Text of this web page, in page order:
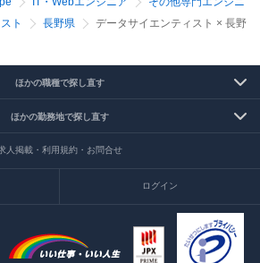
ト 長野県
データサイエンティスト × 長野
ほかの職種で探し直す
ほかの勤務地で探し直す
人掲載・利用規約・お問合せ
ログイン